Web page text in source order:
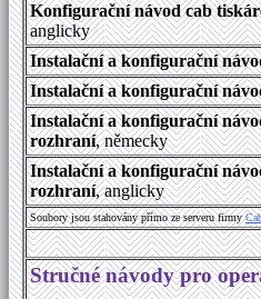
Konfigurační návod cab
anglicky
Instalační a konfigurační
Instalační a konfigurační
Instalační a konfigurační
rozhraní, německy
Instalační a konfigurační
rozhraní, anglicky
Soubory jsou stahovány přímo ze serveru firmy
Stručné návody pro